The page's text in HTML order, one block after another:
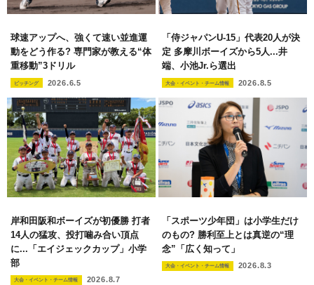
球速アップへ、強くて速い並進運
動をどう作る? 専門家が教える“体
重移動”3ドリル
ピッチング 2026.6.5
「侍ジャパンU-15」代表20人が決
定 多摩川ボーイズから5人...井
端、小池Jr.ら選出
大会・イベント・チーム情報 2026.8.5
岸和田阪和ボーイズが初優勝 打者
14人の猛攻、投打噛み合い頂点
に...「エイジェックカップ」小学
部
大会・イベント・チーム情報 2026.8.7
「スポーツ少年団」は小学生だけ
のもの? 勝利至上とは真逆の“理
念”「広く知って」
大会・イベント・チーム情報 2026.8.3